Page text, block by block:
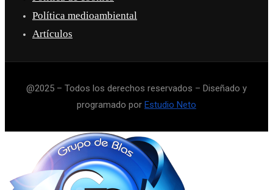
Política medioambiental
Artículos
@2025 – Todos los derechos reservados – Diseñado y
programado por Estudio Neto